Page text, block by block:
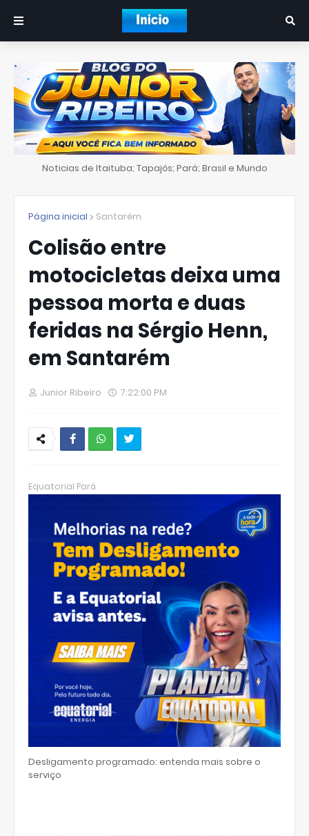
Noticias de Itaituba; Tapajós; Pará; Brasil e Mundo
Página inicial Santarém
Colisão entre
motocicletas deixa uma
pessoa morta e duas
feridas na Sérgio Henn,
em Santarém
Junior Ribeiro 7:22:00 PM
hats
p
Equatorial Pará
Desligamento programado: entenda mais sobre o
serviço